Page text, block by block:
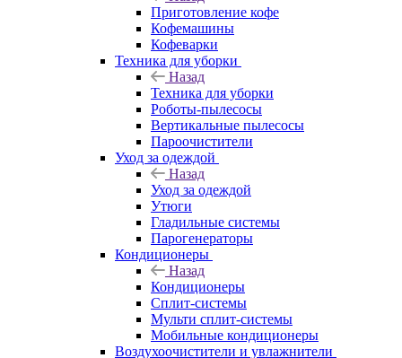
Приготовление кофе
Кофемашины
Кофеварки
Техника для уборки
Назад
Техника для уборки
Роботы-пылесосы
Вертикальные пылесосы
Пароочистители
Уход за одеждой
Назад
Уход за одеждой
Утюги
Гладильные системы
Парогенераторы
Кондиционеры
Назад
Кондиционеры
Сплит-системы
Мульти сплит-системы
Мобильные кондиционеры
Воздухоочистители и увлажнители